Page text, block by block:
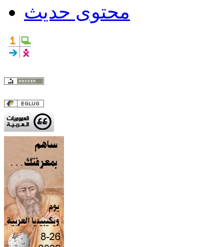
محتوى حديث